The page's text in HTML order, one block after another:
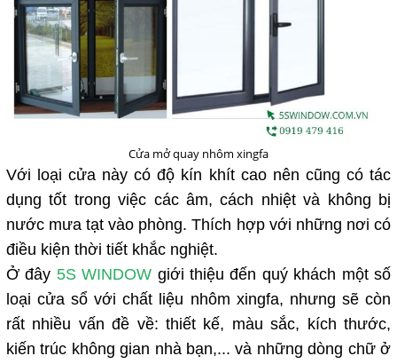
Cửa mở quay nhôm xingfa
Với loại cửa này có độ kín khít cao nên cũng có tác
dụng tốt trong việc các âm, cách nhiệt và không bị
nước mưa tạt vào phòng. Thích hợp với những nơi có
điều kiện thời tiết khắc nghiệt.
Ở đây 5S WINDOW giới thiệu đến quý khách một số
loại cửa sổ với chất liệu nhôm xingfa, nhưng sẽ còn
rất nhiều vấn đề về: thiết kế, màu sắc, kích thước,
kiến trúc không gian nhà bạn,... và những dòng chữ ở